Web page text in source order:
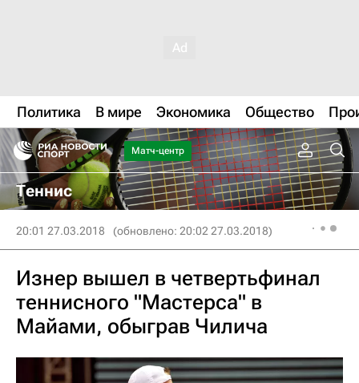
Политика В мире Экономика Общество
Матч-центр
Теннис
20:01 27.03.2018 (обновлено: 20:02 27.03.2018)
Изнер вышел в четвертьфинал
теннисного "Мастерса" в
Майами, обыграв Чилича